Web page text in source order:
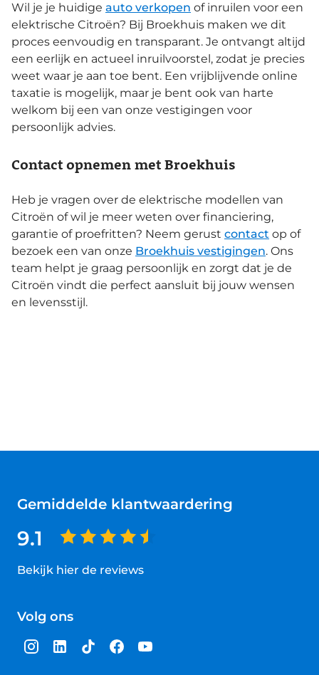
Wil je je huidige auto verkopen of inruilen voor een
elektrische Citroën? Bij Broekhuis maken we dit
proces eenvoudig en transparant. Je ontvangt altijd
een eerlijk en actueel inruilvoorstel, zodat je precies
weet waar je aan toe bent. Een vrijblijvende online
taxatie is mogelijk, maar je bent ook van harte
welkom bij een van onze vestigingen voor
persoonlijk advies.
Contact opnemen met Broekhuis
Heb je vragen over de elektrische modellen van
Citroën of wil je meer weten over financiering,
garantie of proefritten? Neem gerust contact op of
bezoek een van onze Broekhuis vestigingen. Ons
team helpt je graag persoonlijk en zorgt dat je de
Citroën vindt die perfect aansluit bij jouw wensen
en levensstijl.
Gemiddelde klantwaardering
9.1
Bekijk hier de reviews
van
sterren
Volg ons